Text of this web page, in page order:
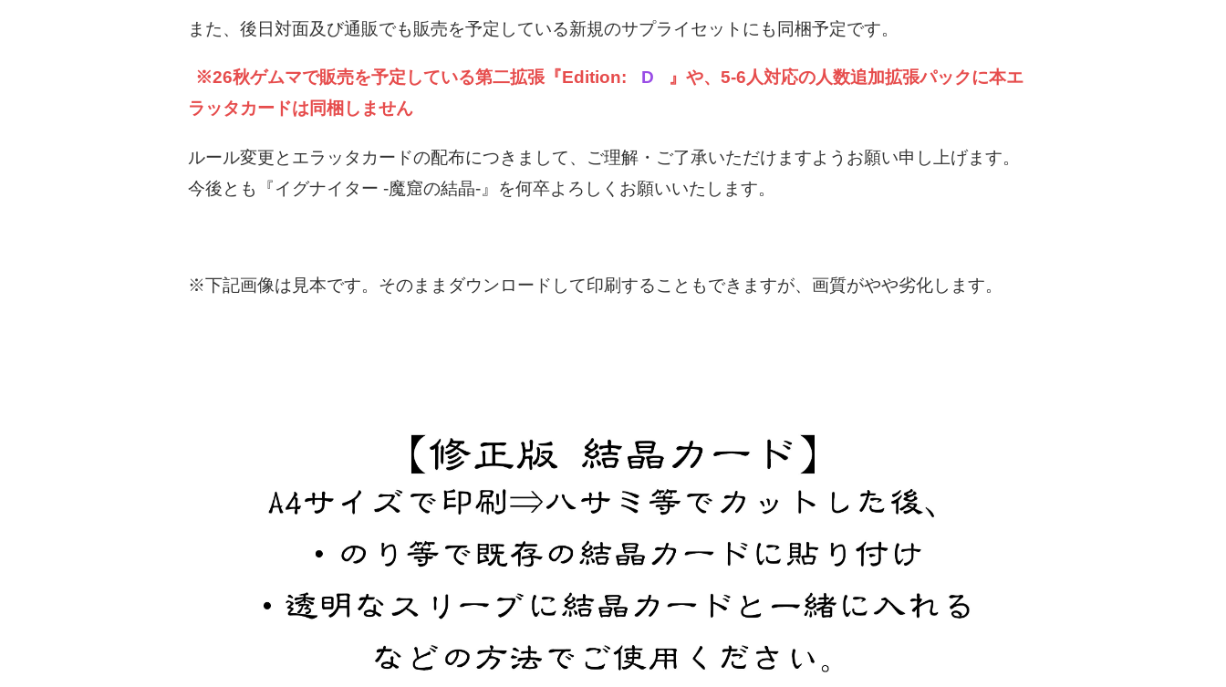
また、後日対面及び通販でも販売を予定している新規のサプライセットにも同梱予定です。
※26秋ゲムマで販売を予定している第二拡張『Edition: D
』や、5-6人対応の人数追加拡張パックに本エ
ラッタカードは同梱しません
ルール変更とエラッタカードの配布につきまして、ご理解・ご了承いただけますようお願い申し上げます。
今後とも『イグナイター -魔窟の結晶-』を何卒よろしくお願いいたします。
※下記画像は見本です。そのままダウンロードして印刷することもできますが、画質がやや劣化します。